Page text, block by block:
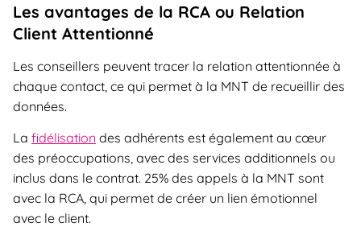
Les avantages de la RCA ou Relation
Client Attentionné
Les conseillers peuvent tracer la relation attentionnée à
chaque contact, ce qui permet à la MNT de recueillir des
données.
La fidélisation des adhérents est également au cœur
des préoccupations, avec des services additionnels ou
inclus dans le contrat. 25% des appels à la MNT sont
avec la RCA, qui permet de créer un lien émotionnel
avec le client.